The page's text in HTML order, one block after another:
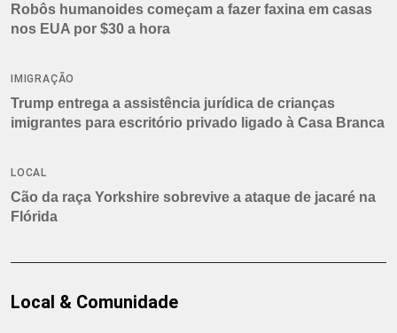
Robôs humanoides começam a fazer faxina em casas
nos EUA por $30 a hora
IMIGRAÇÃO
Trump entrega a assistência jurídica de crianças
imigrantes para escritório privado ligado à Casa Branca
LOCAL
Cão da raça Yorkshire sobrevive a ataque de jacaré na
Flórida
Local & Comunidade